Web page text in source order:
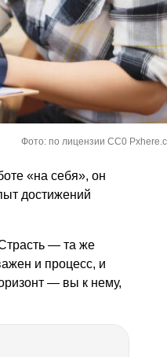
Фото: по лицензии CC0
«на себя», он
достижений
— та же
и процесс, и
— вы к нему,